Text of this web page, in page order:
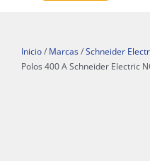
Inicio / Marcas / Schneider
Polos 400 A Schneider Electric